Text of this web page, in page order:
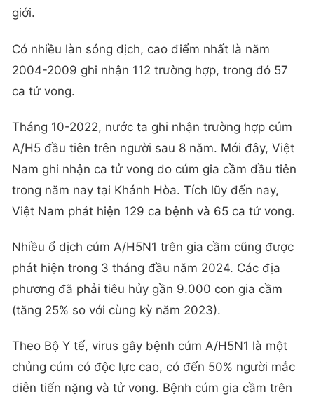
giới.
Có nhiều làn sóng dịch, cao điểm nhất là năm
2004-2009 ghi nhận 112 trường hợp, trong đó 57
ca tử vong.
Tháng 10-2022, nước ta ghi nhận trường hợp cúm
A/H5 đầu tiên trên người sau 8 năm. Mới đây, Việt
Nam ghi nhận ca tử vong do cúm gia cầm đầu tiên
trong năm nay tại Khánh Hòa. Tích lũy đến nay,
Việt Nam phát hiện 129 ca bệnh và 65 ca tử vong.
Nhiều ổ dịch cúm A/H5N1 trên gia cầm cũng được
phát hiện trong 3 tháng đầu năm 2024. Các địa
phương đã phải tiêu hủy gần 9.000 con gia cầm
(tăng 25% so với cùng kỳ năm 2023).
Theo Bộ Y tế, virus gây bệnh cúm A/H5N1 là một
chủng cúm có độc lực cao, có đến 50% người mắc
diễn tiến nặng và tử vong. Bệnh cúm gia cầm trên